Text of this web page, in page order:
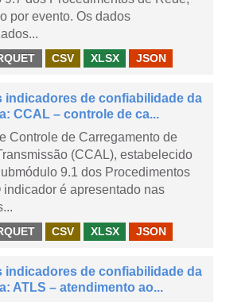
por evento. Os dados
CSV XLSX JSON
indicadores de confiabilidade da
CCAL – controle de ca...
Controle de Carregamento de
(CCAL), estabelecido
9.1 dos Procedimentos
indicador é apresentado nas
CSV XLSX JSON
indicadores de confiabilidade da
ATLS – atendimento ao...